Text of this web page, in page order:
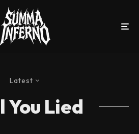
Latest
You Lied